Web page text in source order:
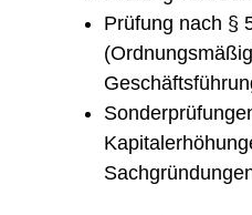
Prüfung nach §